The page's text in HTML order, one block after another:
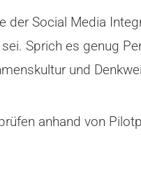
der Social Media
Sprich es genug
und
anhand von